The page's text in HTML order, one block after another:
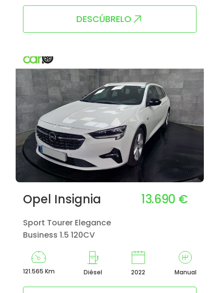
DESCÚBRELO
Opel Insignia
Sport Tourer Elegance
Business 1.5 120CV
13.690 €
121.565 Km Diésel 2022 Manual